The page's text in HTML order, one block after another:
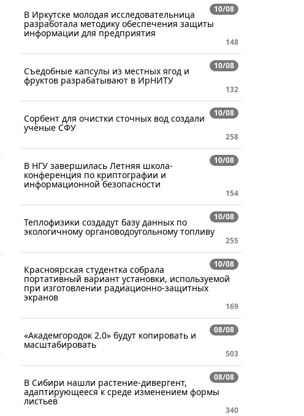
10/08
В Иркутске молодая исследовательница
разработала методику обеспечения защиты
информации для предприятия
148
10/08
Съедобные капсулы из местных ягод и
фруктов разрабатывают в ИрНИТУ
132
10/08
Сорбент для очистки сточных вод создали
учёные СФУ
258
10/08
В НГУ завершилась Летняя школа-
конференция по криптографии и
информационной безопасности
154
10/08
Теплофизики создадут базу данных по
экологичному органоводоугольному топливу
255
10/08
Красноярская студентка собрала
портативный вариант установки, используемой
при изготовлении радиационно-защитных
экранов
169
08/08
«Академгородок 2.0» будут копировать и
масштабировать
503
08/08
В Сибири нашли растение-дивергент,
адаптирующееся к среде изменением формы
листьев
340